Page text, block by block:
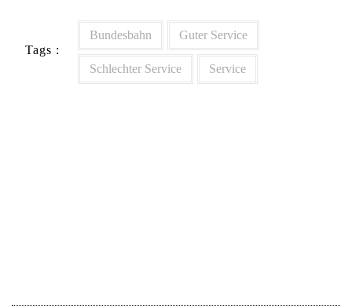
Tags :
Bundesbahn Guter Service
Schlechter Service Service